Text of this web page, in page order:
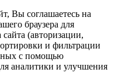
Вы соглашаетесь на
браузера для
(авторизации,
и фильтрации
с помощью
аналитики и улучшения